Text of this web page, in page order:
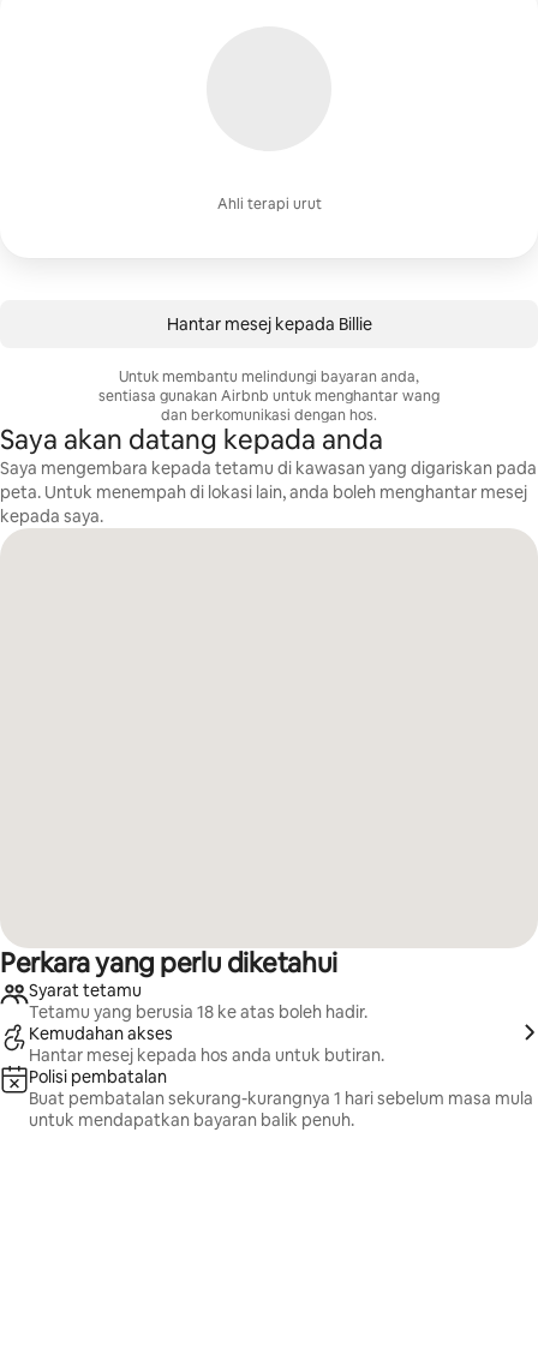
Ahli terapi urut
Hantar mesej kepada Billie
Untuk membantu melindungi bayaran anda,
sentiasa gunakan Airbnb untuk menghantar wang
dan berkomunikasi dengan hos.
Saya akan datang kepada anda
Saya mengembara kepada tetamu di kawasan yang digariskan pada
peta. Untuk menempah di lokasi lain, anda boleh menghantar mesej
kepada saya.
Perkara yang perlu diketahui
Syarat tetamu
Tetamu yang berusia 18 ke atas boleh hadir.
Kemudahan akses
Hantar mesej kepada hos anda untuk butiran.
Polisi pembatalan
Buat pembatalan sekurang-kurangnya 1 hari sebelum masa mula
untuk mendapatkan bayaran balik penuh.